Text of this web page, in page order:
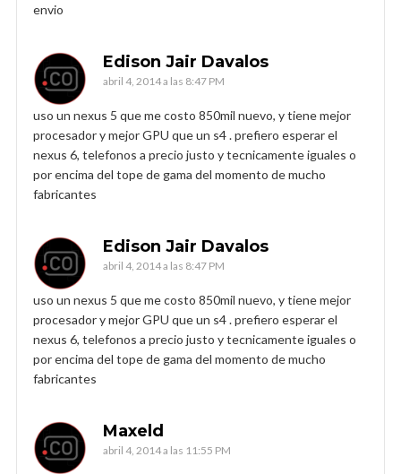
envio
Edison Jair Davalos
abril 4, 2014 a las 8:47 PM
uso un nexus 5 que me costo 850mil nuevo, y tiene mejor
procesador y mejor GPU que un s4 . prefiero esperar el
nexus 6, telefonos a precio justo y tecnicamente iguales o
por encima del tope de gama del momento de mucho
fabricantes
Edison Jair Davalos
abril 4, 2014 a las 8:47 PM
uso un nexus 5 que me costo 850mil nuevo, y tiene mejor
procesador y mejor GPU que un s4 . prefiero esperar el
nexus 6, telefonos a precio justo y tecnicamente iguales o
por encima del tope de gama del momento de mucho
fabricantes
Maxeld
abril 4, 2014 a las 11:55 PM